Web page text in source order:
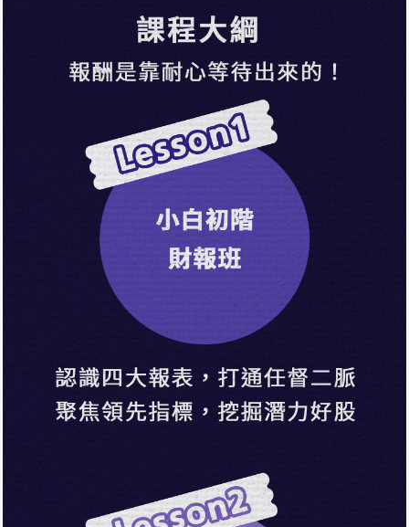
實EP1-學會這兩招(下)
與孫老師有約：線上視訊交流1108
35分53秒
與孫老師有約：線上視訊交流1122
57分42秒
與孫老師有約：線上視訊交流1206
37分41秒
與孫老師有約：線上視訊交流1220
與孫老師有約：線上視訊交流0103
45分45秒